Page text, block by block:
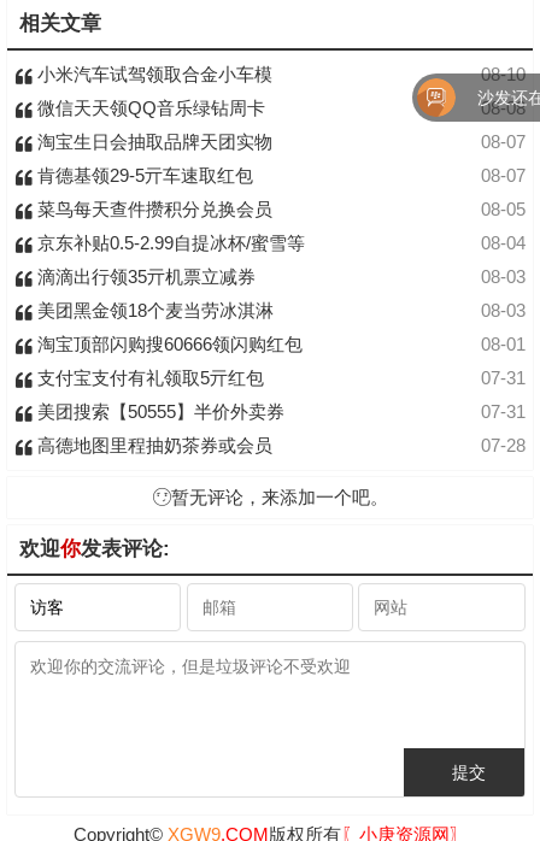
相关文章
08-10
小米汽车试驾领取合金小车模
08-08
微信天天领QQ音乐绿钻周卡
08-07
淘宝生日会抽取品牌天团实物
08-07
肯德基领29-5亓车速取红包
08-05
菜鸟每天查件攒积分兑换会员
08-04
京东补贴0.5-2.99自提冰杯/蜜雪等
08-03
滴滴出行领35亓机票立减券
08-03
美团黑金领18个麦当劳冰淇淋
08-01
淘宝顶部闪购搜60666领闪购红包
07-31
支付宝支付有礼领取5亓红包
07-31
美团搜索【50555】半价外卖券
07-28
高德地图里程抽奶茶券或会员
暂无评论，来添加一个吧。
欢迎你发表评论:
Copyright© XGW9.COM版权所有〖小庚资源网〗
沙发还在